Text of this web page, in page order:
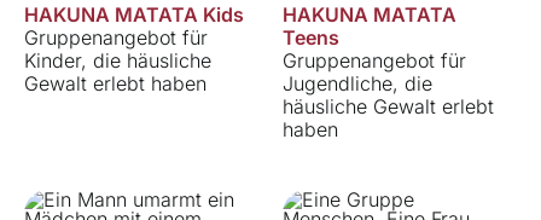
HAKUNA MATATA Kids
Gruppenangebot für
Kinder, die häusliche
Gewalt erlebt haben
HAKUNA MATATA
Teens
Gruppenangebot für
Jugendliche, die
häusliche Gewalt erlebt
haben